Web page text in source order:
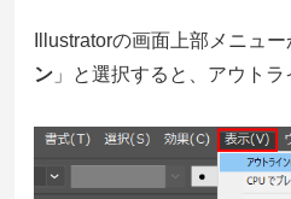
Illustratorの画面上部メニュー
ン 」と選択すると、アウトラ